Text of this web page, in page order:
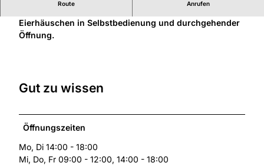
Route Anrufen
Eierhäuschen in Selbstbedienung und durchgehender
Öffnung.
Gut zu wissen
Öffnungszeiten
Mo, Di 14:00 - 18:00
Mi, Do, Fr 09:00 - 12:00, 14:00 - 18:00